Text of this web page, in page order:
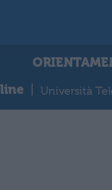
Università